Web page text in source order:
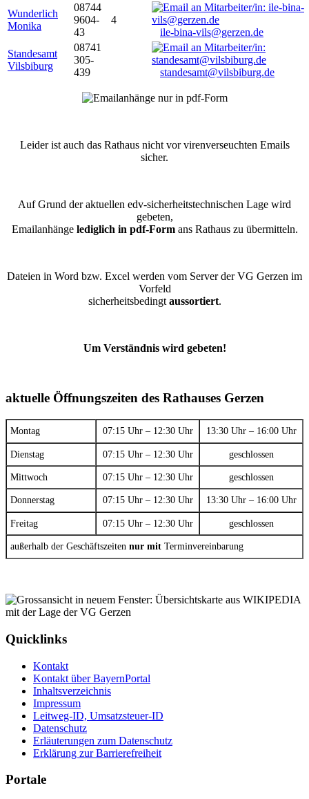
Wunderlich
Monika
08744
9604-
43
4
ile-bina-vils@gerzen.de
Standesamt
Vilsbiburg
08741
305-
439
standesamt@vilsbiburg.de
Leider ist auch das Rathaus nicht vor virenverseuchten Emails
sicher.
Auf Grund der aktuellen edv-sicherheitstechnischen Lage wird
gebeten,
Emailanhänge lediglich in pdf-Formans Rathaus zu übermitteln.
Dateien in Word bzw. Excel werden vom Server der VG Gerzen im
Vorfeld
sicherheitsbedingt aussortiert.
Um Verständnis wird gebeten!
aktuelle Öffnungszeiten des Rathauses Gerzen
Montag 07:15 Uhr – 12:30 Uhr 13:30 Uhr – 16:00 Uhr
Dienstag 07:15 Uhr – 12:30 Uhr geschlossen
Mittwoch 07:15 Uhr – 12:30 Uhr geschlossen
Donnerstag 07:15 Uhr – 12:30 Uhr 13:30 Uhr – 16:00 Uhr
Freitag 07:15 Uhr – 12:30 Uhr geschlossen
außerhalb der Geschäftszeiten nur mit Terminvereinbarung
Quicklinks
Kontakt
Kontakt über BayernPortal
Inhaltsverzeichnis
Impressum
Leitweg-ID, Umsatzsteuer-ID
Datenschutz
Erläuterungen zum Datenschutz
Erklärung zur Barrierefreiheit
Portale